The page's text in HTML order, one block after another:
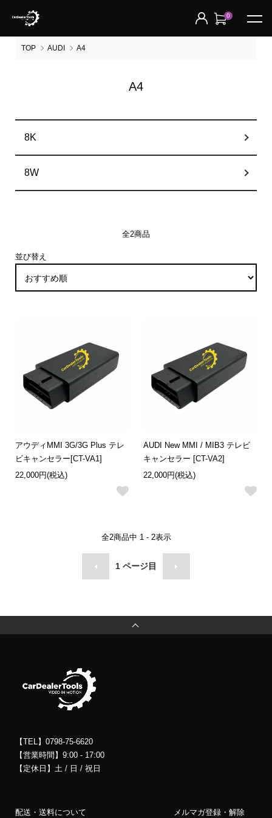
0
TOP AUDI A4
A4
グループ一覧
8K
8W
全2商品
並び替え
アウディMMI 3G/3G Plus テレ
ビキャンセラー[CT-VA1]
22,000円(税込)
AUDI New MMI / MIB3 テレビ
キャンセラー [CT-VA2]
22,000円(税込)
全2商品中 1 - 2表示
1 ページ目
【TEL】0798-75-6620
【営業時間】9:00 - 17:00
【定休日】土 / 日 / 祝日
配送・送料について メルマガ登録・解除